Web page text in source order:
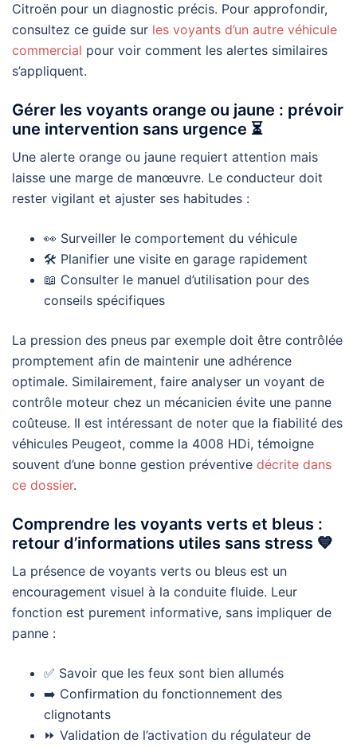
Citroën pour un diagnostic précis. Pour approfondir,
consultez ce guide sur les voyants d’un autre véhicule
commercial pour voir comment les alertes similaires
s’appliquent.
Gérer les voyants orange ou jaune : prévoir
une intervention sans urgence ⏳
Une alerte orange ou jaune requiert attention mais
laisse une marge de manœuvre. Le conducteur doit
rester vigilant et ajuster ses habitudes :
👀 Surveiller le comportement du véhicule
🛠️ Planifier une visite en garage rapidement
📖 Consulter le manuel d’utilisation pour des
conseils spécifiques
La pression des pneus par exemple doit être contrôlée
promptement afin de maintenir une adhérence
optimale. Similairement, faire analyser un voyant de
contrôle moteur chez un mécanicien évite une panne
coûteuse. Il est intéressant de noter que la fiabilité des
véhicules Peugeot, comme la 4008 HDi, témoigne
souvent d’une bonne gestion préventive décrite dans
ce dossier.
Comprendre les voyants verts et bleus :
retour d’informations utiles sans stress 💙
La présence de voyants verts ou bleus est un
encouragement visuel à la conduite fluide. Leur
fonction est purement informative, sans impliquer de
panne :
✅ Savoir que les feux sont bien allumés
➡️ Confirmation du fonctionnement des
clignotants
⏩ Validation de l’activation du régulateur de